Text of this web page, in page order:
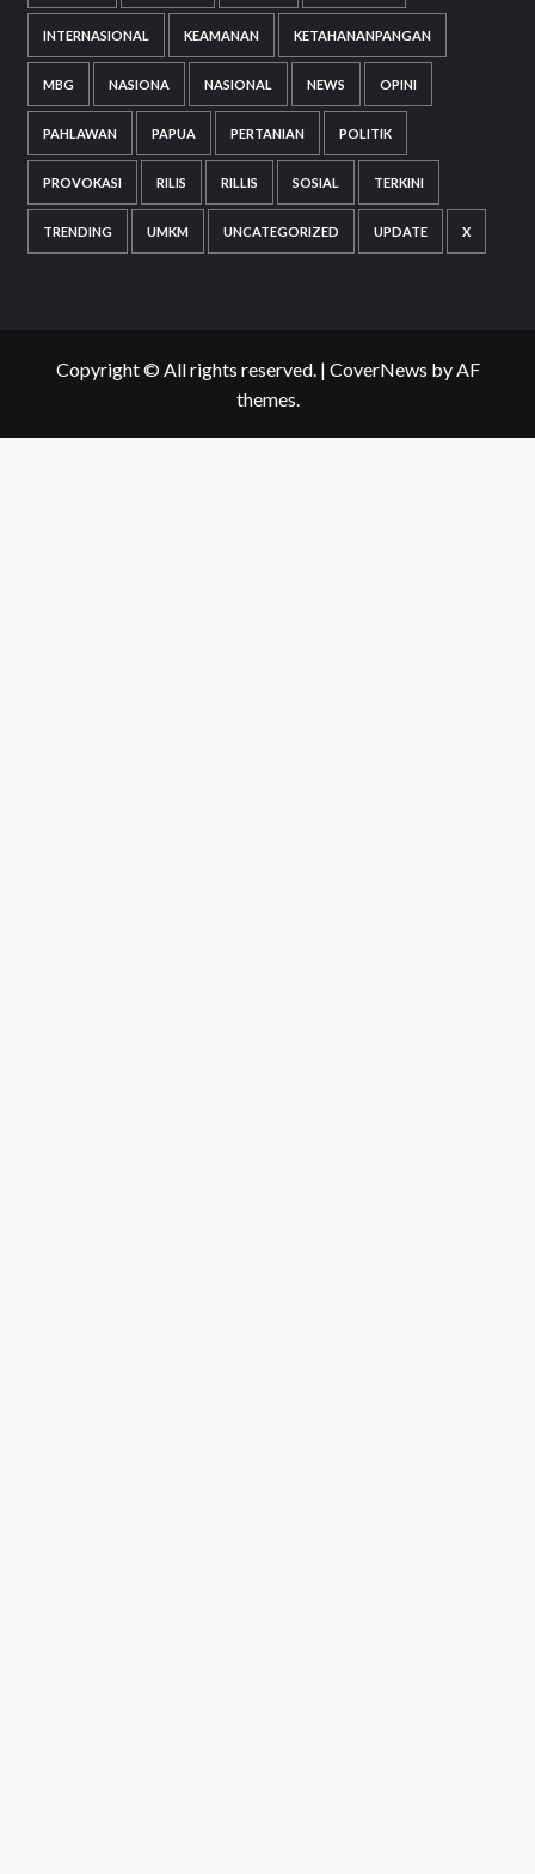
INTERNASIONAL KEAMANAN KETAHANANPANGAN
MBG NASIONA NASIONAL NEWS OPINI
PAHLAWAN PAPUA PERTANIAN POLITIK
PROVOKASI RILIS RILLIS SOSIAL TERKINI
TRENDING UMKM UNCATEGORIZED UPDATE X
Copyright © All rights reserved. | CoverNews by AF
themes.